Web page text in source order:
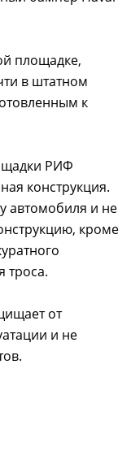
площадке,
в штатном
к
РИФ
конструкция.
автомобиля и не
кроме
троса.
от
и не